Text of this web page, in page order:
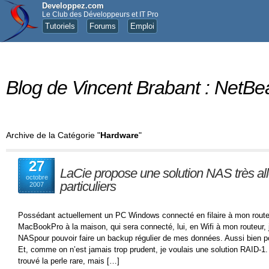
Developpez.com
Le Club des Développeurs et IT Pro
Tutoriels Forums Emploi
Blog de Vincent Brabant :
Archive de la Catégorie "Hardware"
27
octobre
2007
LaCie propose une solution NAS très
particuliers
Possédant actuellement un PC Windows connecté en filaire à mon
MacBookPro à la maison, qui sera connecté, lui, en Wifi à mon
NASpour pouvoir faire un backup régulier de mes données. Aussi bien
Et, comme on n’est jamais trop prudent, je voulais une solution RAID-
trouvé la perle rare, mais […]